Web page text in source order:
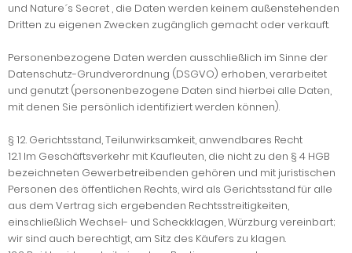
und Nature´s Secret , die Daten werden keinem außenstehenden
Dritten zu eigenen Zwecken zugänglich gemacht oder verkauft.
Personenbezogene Daten werden ausschließlich im Sinne der
Datenschutz-Grundverordnung (DSGVO) erhoben, verarbeitet
und genutzt (personenbezogene Daten sind hierbei alle Daten,
mit denen Sie persönlich identifiziert werden können).
§ 12. Gerichtsstand, Teilunwirksamkeit, anwendbares Recht
12.1 Im Geschäftsverkehr mit Kaufleuten, die nicht zu den § 4 HGB
bezeichneten Gewerbetreibenden gehören und mit juristischen
Personen des öffentlichen Rechts, wird als Gerichtsstand für alle
aus dem Vertrag sich ergebenden Rechtsstreitigkeiten,
einschließlich Wechsel- und Scheckklagen, Würzburg vereinbart;
wir sind auch berechtigt, am Sitz des Käufers zu klagen.